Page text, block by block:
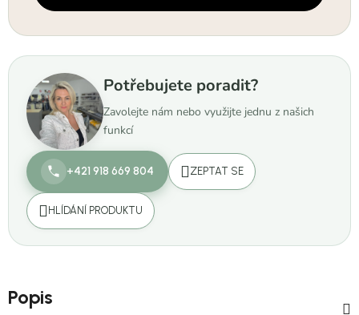
Potřebujete poradit?
Zavolejte nám nebo využijte jednu z našich
funkcí
+421 918 669 804 ZEPTAT SE
HLÍDÁNÍ PRODUKTU
Popis